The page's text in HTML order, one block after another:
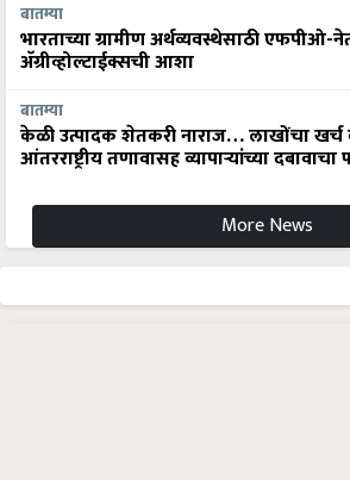
बातम्या
भारताच्या ग्रामीण अर्थव्यवस्थेसाठी एफपीओ-
अ‍ॅग्रीव्होल्टाईक्सची आशा
बातम्या
केळी उत्पादक शेतकरी नाराज… लाखोंचा खर्च
आंतरराष्ट्रीय तणावासह व्यापाऱ्यांच्या
More News